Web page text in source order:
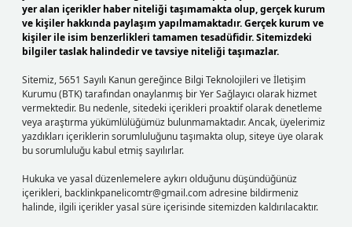
yer alan içerikler haber niteliği taşımamakta olup, gerçek kurum
ve kişiler hakkında paylaşım yapılmamaktadır. Gerçek kurum ve
kişiler ile isim benzerlikleri tamamen tesadüfidir. Sitemizdeki
bilgiler taslak halindedir ve tavsiye niteliği taşımazlar.
Sitemiz, 5651 Sayılı Kanun gereğince Bilgi Teknolojileri ve İletişim
Kurumu (BTK) tarafından onaylanmış bir Yer Sağlayıcı olarak hizmet
vermektedir. Bu nedenle, sitedeki içerikleri proaktif olarak denetleme
veya araştırma yükümlülüğümüz bulunmamaktadır. Ancak, üyelerimiz
yazdıkları içeriklerin sorumluluğunu taşımakta olup, siteye üye olarak
bu sorumluluğu kabul etmiş sayılırlar.
Hukuka ve yasal düzenlemelere aykırı olduğunu düşündüğünüz
içerikleri, backlinkpanelicomtr@gmail.comadresine bildirmeniz
halinde, ilgili içerikler yasal süre içerisinde sitemizden kaldırılacaktır.